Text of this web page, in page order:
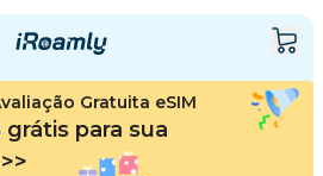
Gratuita eSIM
para sua
>>